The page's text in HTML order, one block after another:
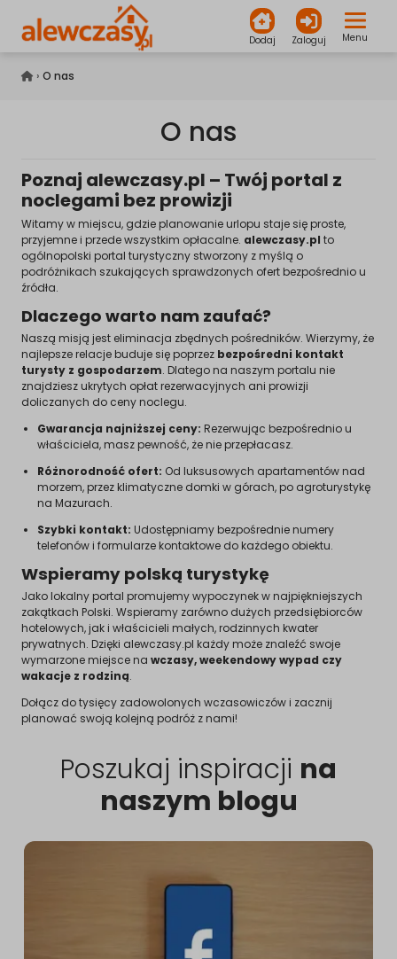
Dodaj Zaloguj Menu
alewczasy.pl
› O nas
O nas
Poznaj alewczasy.pl – Twój portal z
noclegami bez prowizji
Witamy w miejscu, gdzie planowanie urlopu staje się proste,
przyjemne i przede wszystkim opłacalne. alewczasy.pl to
ogólnopolski portal turystyczny stworzony z myślą o
podróżnikach szukających sprawdzonych ofert bezpośrednio u
źródła.
Dlaczego warto nam zaufać?
Naszą misją jest eliminacja zbędnych pośredników. Wierzymy, że
najlepsze relacje buduje się poprzez bezpośredni kontakt
turysty z gospodarzem. Dlatego na naszym portalu nie
znajdziesz ukrytych opłat rezerwacyjnych ani prowizji
doliczanych do ceny noclegu.
Gwarancja najniższej ceny: Rezerwując bezpośrednio u
właściciela, masz pewność, że nie przepłacasz.
Różnorodność ofert: Od luksusowych apartamentów nad
morzem, przez klimatyczne domki w górach, po agroturystykę
na Mazurach.
Szybki kontakt: Udostępniamy bezpośrednie numery
telefonów i formularze kontaktowe do każdego obiektu.
Wspieramy polską turystykę
Jako lokalny portal promujemy wypoczynek w najpiękniejszych
zakątkach Polski. Wspieramy zarówno dużych przedsiębiorców
hotelowych, jak i właścicieli małych, rodzinnych kwater
prywatnych. Dzięki alewczasy.pl każdy może znaleźć swoje
wymarzone miejsce na wczasy, weekendowy wypad czy
wakacje z rodziną.
Dołącz do tysięcy zadowolonych wczasowiczów i zacznij
planować swoją kolejną podróż z nami!
Poszukaj inspiracji na
naszym blogu